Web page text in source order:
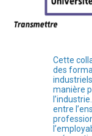
Cette
des
manière
entre